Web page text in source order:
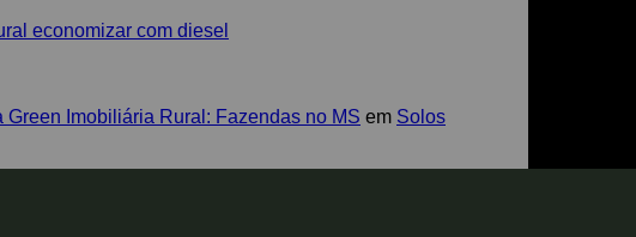
economizar com diesel
Imobiliária Rural: Fazendas no MS em Solos